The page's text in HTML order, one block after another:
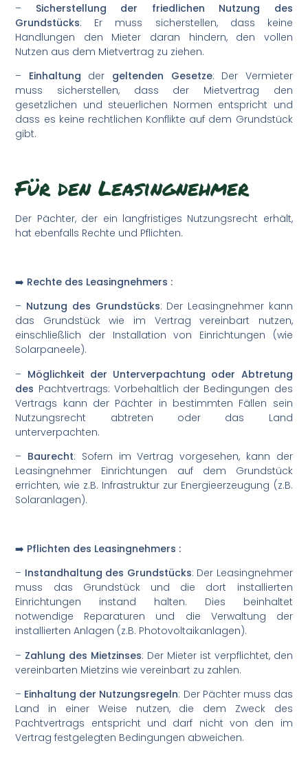
– Sicherstellung der friedlichen Nutzung des
Grundstücks: Er muss sicherstellen, dass keine
Handlungen den Mieter daran hindern, den vollen
Nutzen aus dem Mietvertrag zu ziehen.
– Einhaltung der geltenden Gesetze: Der Vermieter
muss sicherstellen, dass der Mietvertrag den
gesetzlichen und steuerlichen Normen entspricht und
dass es keine rechtlichen Konflikte auf dem Grundstück
gibt.
Für den Leasingnehmer
Der Pächter, der ein langfristiges Nutzungsrecht erhält,
hat ebenfalls Rechte und Pflichten.
➡️ Rechte des Leasingnehmers :
– Nutzung des Grundstücks: Der Leasingnehmer kann
das Grundstück wie im Vertrag vereinbart nutzen,
einschließlich der Installation von Einrichtungen (wie
Solarpaneele).
– Möglichkeit der Unterverpachtung oder Abtretung
des Pachtvertrags: Vorbehaltlich der Bedingungen des
Vertrags kann der Pächter in bestimmten Fällen sein
Nutzungsrecht abtreten oder das Land
unterverpachten.
– Baurecht: Sofern im Vertrag vorgesehen, kann der
Leasingnehmer Einrichtungen auf dem Grundstück
errichten, wie z.B. Infrastruktur zur Energieerzeugung (z.B.
Solaranlagen).
➡️ Pflichten des Leasingnehmers :
– Instandhaltung des Grundstücks: Der Leasingnehmer
muss das Grundstück und die dort installierten
Einrichtungen instand halten. Dies beinhaltet
notwendige Reparaturen und die Verwaltung der
installierten Anlagen (z.B. Photovoltaikanlagen).
– Zahlung des Mietzinses: Der Mieter ist verpflichtet, den
vereinbarten Mietzins wie vereinbart zu zahlen.
– Einhaltung der Nutzungsregeln: Der Pächter muss das
Land in einer Weise nutzen, die dem Zweck des
Pachtvertrags entspricht und darf nicht von den im
Vertrag festgelegten Bedingungen abweichen.